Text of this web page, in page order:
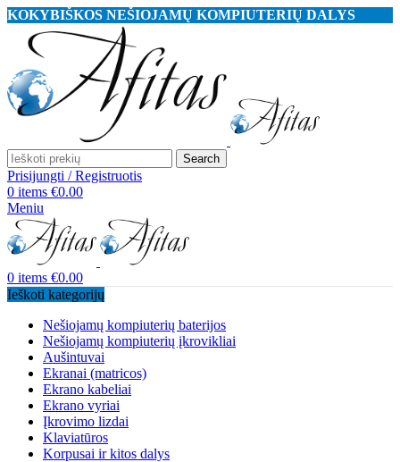
KOKYBIŠKOS NEŠIOJAMŲ KOMPIUTERIŲ DALYS
Search
Prisijungti / Registruotis
0 items €0.00
Meniu
0 items €0.00
Ieškoti kategorijų
Nešiojamų kompiuterių baterijos
Nešiojamų kompiuterių įkrovikliai
Aušintuvai
Ekranai (matricos)
Ekrano kabeliai
Ekrano vyriai
Įkrovimo lizdai
Klaviatūros
Korpusai ir kitos dalys